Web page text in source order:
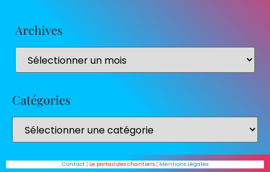
Archives
Catégories
Contact¦ Le portail des chantiers ¦ Mentions Légales